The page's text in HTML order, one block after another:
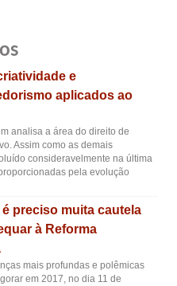
e
aplicados ao
analisa a área do direito de
Assim como as demais
consideravelmente na última
pela evolução
é preciso muita cautela
à Reforma
mais profundas e polêmicas
em 2017, no dia 11 de